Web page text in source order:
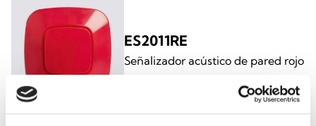
ES2011RE
Señalizador acústico de pared rojo